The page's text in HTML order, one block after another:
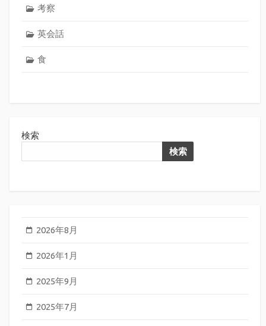
考察
英会話
食
検索
検索
2026年8月
2026年1月
2025年9月
2025年7月